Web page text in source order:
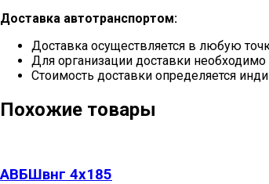
Доставка автотранспортом:
Доставка осуществляется в любую
Для организации доставки
Стоимость доставки определяется
Похожие товары
АВБШвнг 4х185